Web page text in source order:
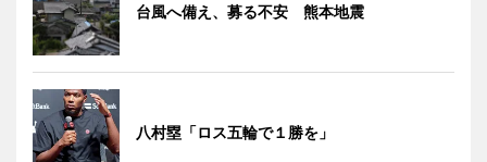
台風へ備え、募る不安 熊本地震
八村塁「ロス五輪で１勝を」